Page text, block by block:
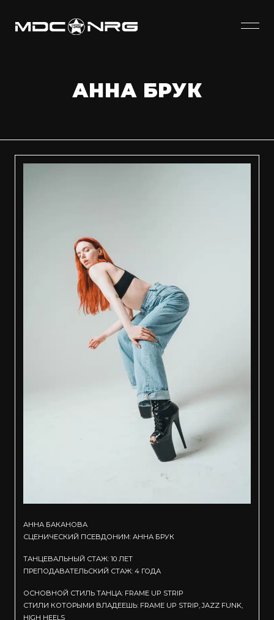
АННА БРУК
АННА БАКАНОВА
СЦЕНИЧЕСКИЙ ПСЕВДОНИМ: АННА БРУК
ТАНЦЕВАЛЬНЫЙ СТАЖ: 10 ЛЕТ
ПРЕПОДАВАТЕЛЬСКИЙ СТАЖ: 4 ГОДА
ОСНОВНОЙ СТИЛЬ ТАНЦА: FRAME UP STRIP
СТИЛИ КОТОРЫМИ ВЛАДЕЕШЬ: FRAME UP STRIP, JAZZ FUNK,
HIGH HEELS